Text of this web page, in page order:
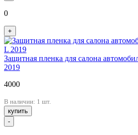
0
+
Защитная пленка для салона
2019
4000
В наличии: 1 шт.
купить
-